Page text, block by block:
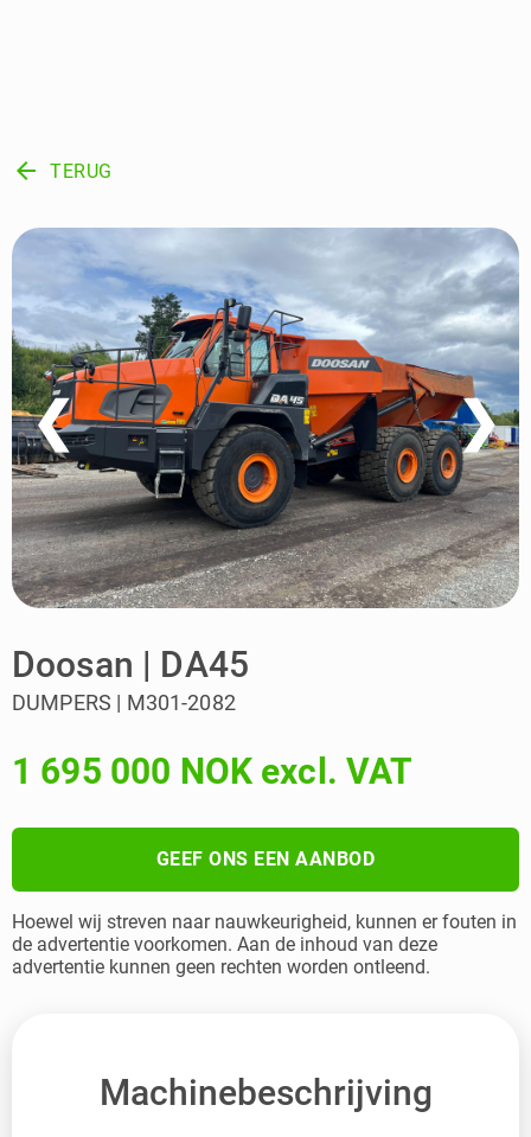
arrow_back TERUG
❮ ❯
Doosan | DA45
DUMPERS | M301-2082
1 695 000 NOK excl. VAT
GEEF ONS EEN AANBOD
Hoewel wij streven naar nauwkeurigheid, kunnen er fouten in
de advertentie voorkomen. Aan de inhoud van deze
advertentie kunnen geen rechten worden ontleend.
Machinebeschrijving